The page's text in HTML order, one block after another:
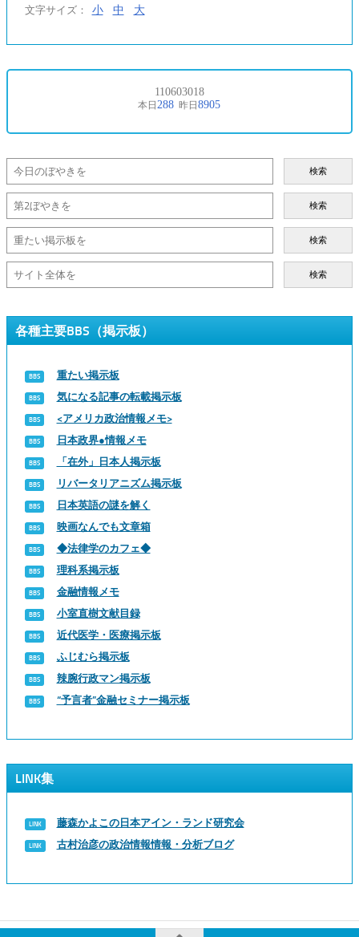
文字サイズ： 小 中 大
検索
検索
検索
検索
各種主要BBS（掲示板）
重たい掲示板
気になる記事の転載掲示板
<アメリカ政治情報メモ>
日本政界●情報メモ
「在外」日本人掲示板
リバータリアニズム掲示板
日本英語の謎を解く
映画なんでも文章箱
◆法律学のカフェ◆
理科系掲示板
金融情報メモ
小室直樹文献目録
近代医学・医療掲示板
ふじむら掲示板
辣腕行政マン掲示板
“予言者”金融セミナー掲示板
LINK集
藤森かよこの日本アイン・ランド研究会
古村治彦の政治情報情報・分析ブログ